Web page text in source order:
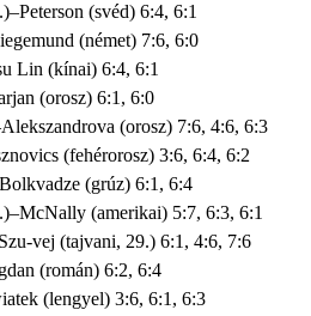
(svéd) 6:4, 6:1
(német) 7:6, 6:0
Lin (kínai) 6:4, 6:1
(orosz) 6:1, 6:0
(orosz) 7:6, 4:6, 6:3
(fehérorosz) 3:6, 6:4, 6:2
(grúz) 6:1, 6:4
(amerikai) 5:7, 6:3, 6:1
vej (tajvani, 29.) 6:1, 4:6, 7:6
(román) 6:2, 6:4
(lengyel) 3:6, 6:1, 6:3